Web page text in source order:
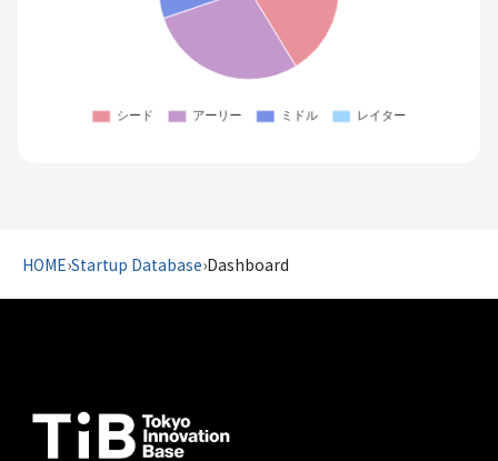
HOME›Startup Database›Dashboard